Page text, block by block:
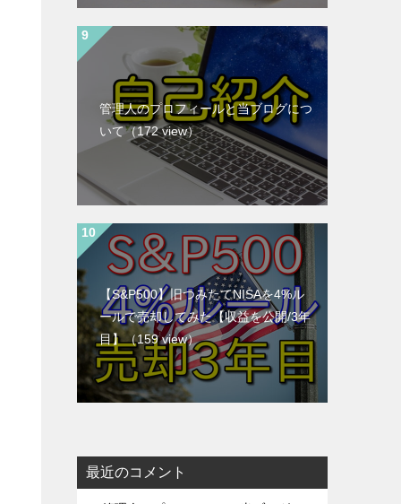
管理人のプロフィールと当ブログにつ
いて（172 view）
【S&P500】旧つみたてNISAを4%ル
ールで売却してみた【収益を公開/3年
目】（159 view）
最近のコメント